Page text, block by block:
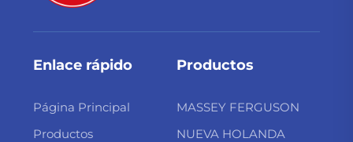
Enlace rápido
Página Principal
Productos
Productos
MASSEY FERGUSON
NUEVA HOLANDA